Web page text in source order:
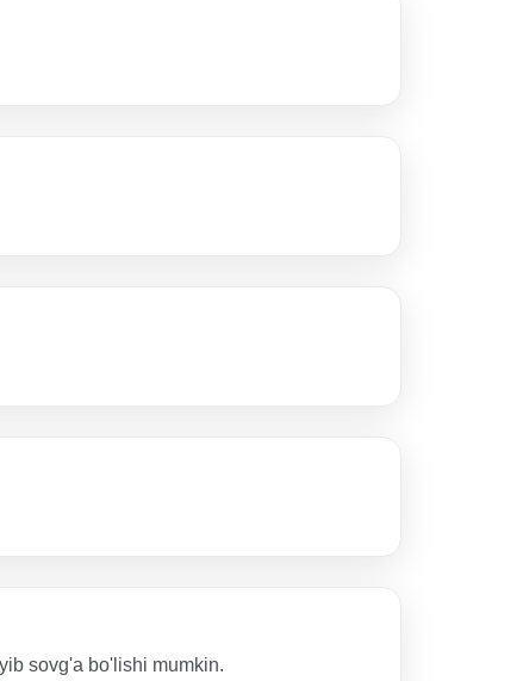
sovg'a bo'lishi mumkin.